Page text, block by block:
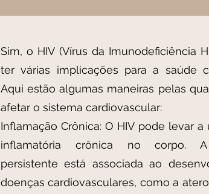
Sim, o HIV (Vírus da Imunodeficiência
ter várias implicações para a saúde
Aqui estão algumas maneiras pelas
afetar o sistema cardiovascular:
Inflamação Crônica: O HIV pode levar a
inflamatória crônica no corpo. A
persistente está associada ao
doenças cardiovasculares, como a